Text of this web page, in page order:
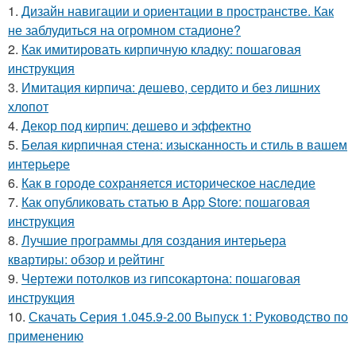
1. Дизайн навигации и ориентации в пространстве. Как
не заблудиться на огромном стадионе?
2. Как имитировать кирпичную кладку: пошаговая
инструкция
3. Имитация кирпича: дешево, сердито и без лишних
хлопот
4. Декор под кирпич: дешево и эффектно
5. Белая кирпичная стена: изысканность и стиль в вашем
интерьере
6. Как в городе сохраняется историческое наследие
7. Как опубликовать статью в App Store: пошаговая
инструкция
8. Лучшие программы для создания интерьера
квартиры: обзор и рейтинг
9. Чертежи потолков из гипсокартона: пошаговая
инструкция
10. Скачать Серия 1.045.9-2.00 Выпуск 1: Руководство по
применению